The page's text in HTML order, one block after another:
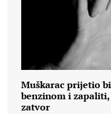
Muškarac prijetio
benzinom i zapaliti,
zatvor